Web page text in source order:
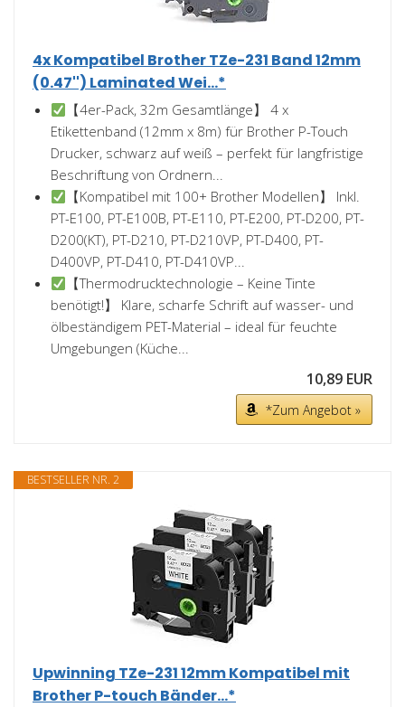
4x Kompatibel Brother TZe-231 Band 12mm
(0.47'') Laminated Wei...*
【4er-Pack, 32m Gesamtlänge】 4 x
Etikettenband (12mm x 8m) für Brother P-Touch
Drucker, schwarz auf weiß – perfekt für langfristige
Beschriftung von Ordnern...
【Kompatibel mit 100+ Brother Modellen】 Inkl.
PT-E100, PT-E100B, PT-E110, PT-E200, PT-D200, PT-
D200(KT), PT-D210, PT-D210VP, PT-D400, PT-
D400VP, PT-D410, PT-D410VP...
【Thermodrucktechnologie – Keine Tinte
benötigt!】 Klare, scharfe Schrift auf wasser- und
ölbeständigem PET-Material – ideal für feuchte
Umgebungen (Küche...
10,89 EUR
*Zum Angebot »
BESTSELLER NR. 2
Upwinning TZe-231 12mm Kompatibel mit
Brother P-touch Bänder...*